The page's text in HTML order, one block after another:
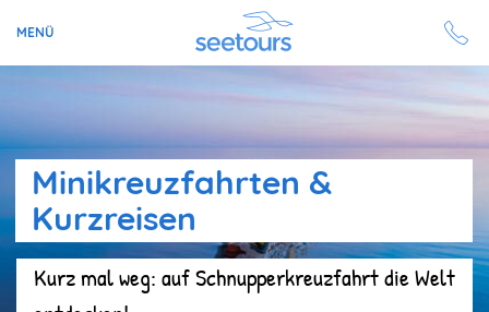
MENÜ
Ziele
Ratgeber
Schiffe
Minikreuzfahrten &
Kurzreisen
Kurz mal weg: auf Schnupperkreuzfahrt die Welt